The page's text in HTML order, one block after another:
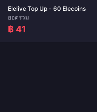
Elelive Top Up - 60 Elecoins
ยอดรวม
฿ 41